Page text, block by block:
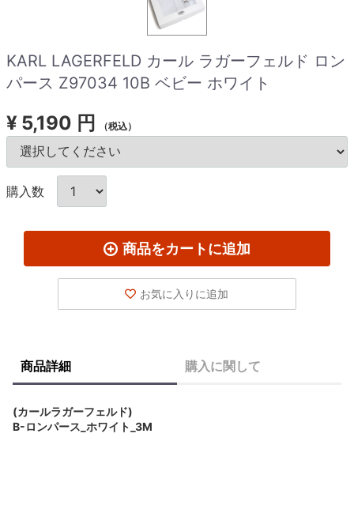
KARL LAGERFELD カール ラガーフェルド ロン
パース Z97034 10B ベビー ホワイト
¥ 5,190 円 （税込）
購入数
商品をカートに追加
お気に入りに追加
商品詳細 購入に関して
(カールラガーフェルド)
B-ロンパース_ホワイト_3M